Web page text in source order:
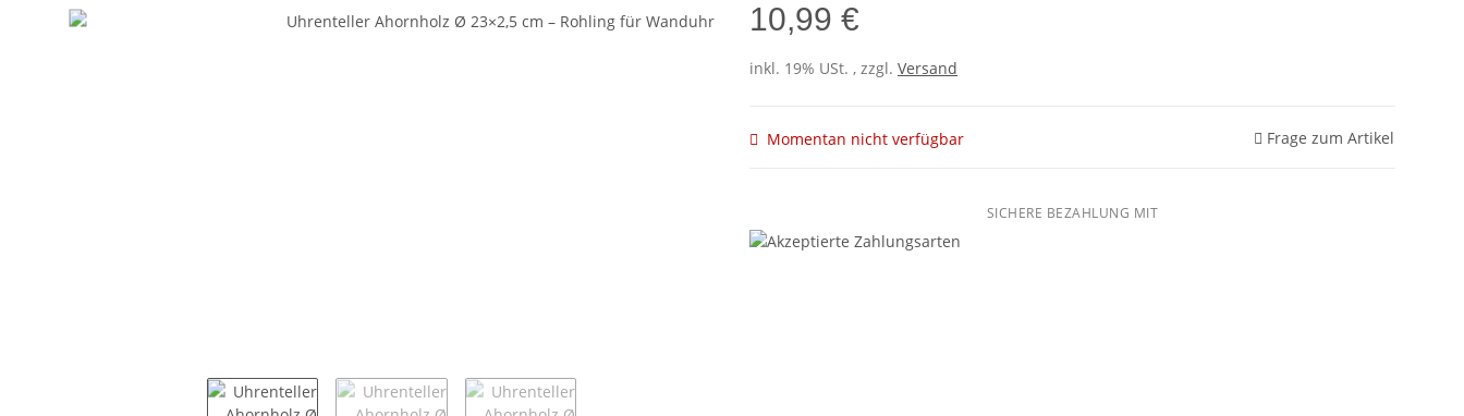
10,99 €
inkl. 19% USt. , zzgl. Versand
Momentan nicht verfügbar Frage zum Artikel
SICHERE BEZAHLUNG MIT